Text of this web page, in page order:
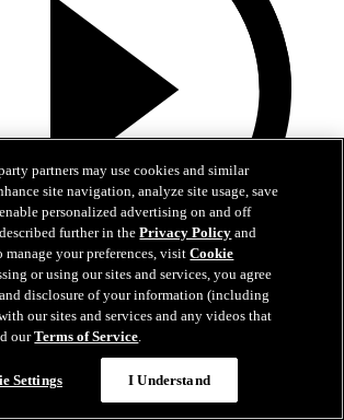
rumbo a la Segunda Ronda
luego de seis grandes juegos
partners may use cookies and similar
site navigation, analyze site usage, save
personalized advertising on and off
further in thePrivacy Policy and
manage your preferences, visitCookie
or using our sites and services, you agree
disclosure of your information (including
our sites and services and any videos that
ourTerms of Service.
Settings I Understand